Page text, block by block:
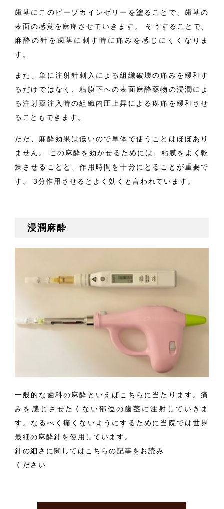
歯茎にこのピーゾカインゼリーを塗ることで、歯茎の
表面の感覚を麻痺させていきます。 そうすることで、
麻酔の針を歯茎に刺す時に痛みを感じにくくなりま
す。
また、単に注射針刺入による組織破壊の痛みを緩和す
るだけではなく、粘膜下への表面麻酔薬物の浸潤によ
る注射薬注入時の組織内圧上昇による疼痛を緩和させ
ることもできます。
ただ、麻酔効果は低いので単体で使うことはほぼあり
ません。 この麻酔を効かせるためには、粘膜をよく乾
燥させることと、作用時間を十分にとることが重要で
す。 3分作用させるとよく効くと言われています。
浸潤麻酔
一般的な歯科の麻酔といえばこちらに当たります。痛
みを感じさせたくない部位の歯茎に注射していきま
す。なるべく痛くないようにするために当院では世界
最細の麻酔針を使用しています。
針の細さに関してはこちらの記事をお読み
ください